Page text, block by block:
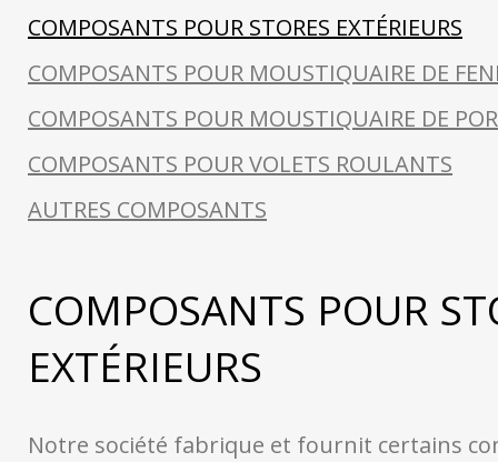
COMPOSANTS POUR STORES EXTÉRIEURS
COMPOSANTS POUR MOUSTIQUAIRE DE
COMPOSANTS POUR MOUSTIQUAIRE DE
COMPOSANTS POUR VOLETS ROULANTS
AUTRES COMPOSANTS
COMPOSANTS POUR
EXTÉRIEURS
Notre société fabrique et fournit certains